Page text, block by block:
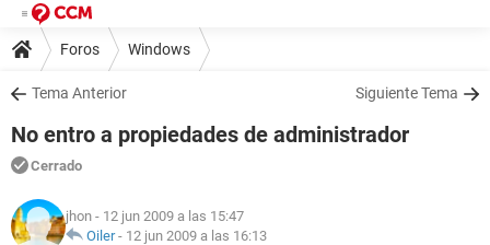
Foros Windows
Tema Anterior Siguiente Tema
No entro a propiedades de administrador
Cerrado
jhon - 12 jun 2009 a las 15:47
Oiler- 12 jun 2009 a las 16:13